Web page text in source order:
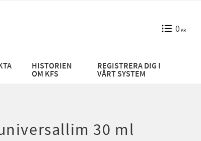
0KR
HISTORIEN
OM KFS
REGISTRERA DIG I
VÅRT SYSTEM
30 ml